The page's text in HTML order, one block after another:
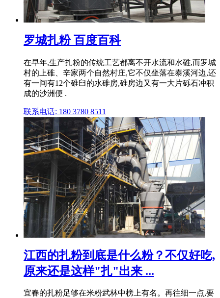
罗城扎粉 百度百科
在早年,生产扎粉的传统工艺都离不开水流和水碓,而罗城
村的上碓、辛家两个自然村庄,它不仅坐落在泰溪河边,还
有一间有12个碓臼的水碓房,碓房边又有一大片砾石冲积
成的沙洲便 .
联系电话: 180 3780 8511
江西的扎粉到底是什么粉？不仅好吃,
原来还是这样"扎"出来 ...
宜春的扎粉足够在米粉武林中榜上有名。再往细一点,要